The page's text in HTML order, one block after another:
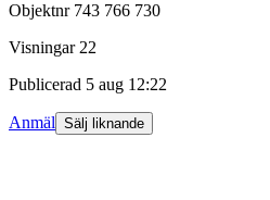
Objektnr 743 766 730
Visningar 22
Publicerad 5 aug 12:22
Anmäl Sälj liknande